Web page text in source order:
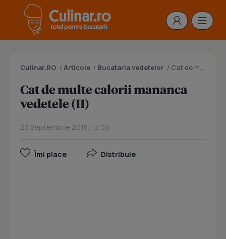
Culinar.RO / Articole / Bucataria vedetelor / Cat de multe calorii mananca vedetele (II)
Cat de multe calorii mananca
vedetele (II)
23 Septembrie 2015, 13:03
Îmi place Distribuie